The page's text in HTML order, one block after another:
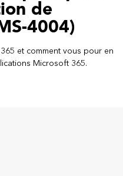
de
4004)
et comment vous pour en
Microsoft 365.